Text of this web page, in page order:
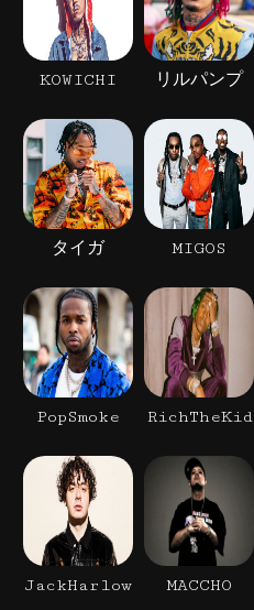
KOWICHI リルパンプ
タイガ MIGOS
PopSmoke RichTheKid
JackHarlow MACCHO